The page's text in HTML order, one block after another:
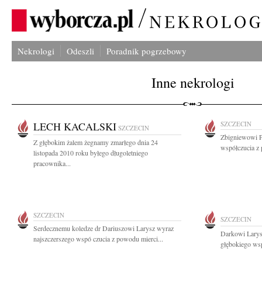
Nekrologi Odeszli Poradnik pogrzebowy
Inne nekrologi
LECH KACALSKI SZCZECIN
Z głębokim żalem żegnamy zmarłego dnia 24
listopada 2010 roku byłego długoletniego
pracownika...
SZCZECIN
Zbigniewowi
współczucia
SZCZECIN
Serdecznemu koledze dr Dariuszowi Larysz wyraz
najszczerszego wspó czucia z powodu mierci...
SZCZECIN
Darkowi
głębokiego